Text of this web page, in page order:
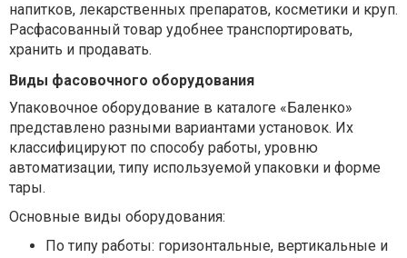
напитков, лекарственных препаратов, косметики и круп.
Расфасованный товар удобнее транспортировать,
хранить и продавать.
Виды фасовочного оборудования
Упаковочное оборудование в каталоге «Баленко»
представлено разными вариантами установок. Их
классифицируют по способу работы, уровню
автоматизации, типу используемой упаковки и форме
тары.
Основные виды оборудования:
По типу работы: горизонтальные, вертикальные и